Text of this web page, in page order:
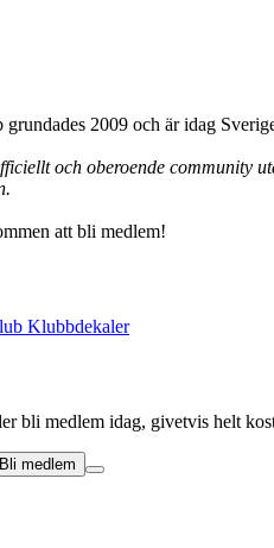
2009 och är idag
och oberoende community
att bli medlem!
bli medlem idag, givetvis helt
Bli medlem